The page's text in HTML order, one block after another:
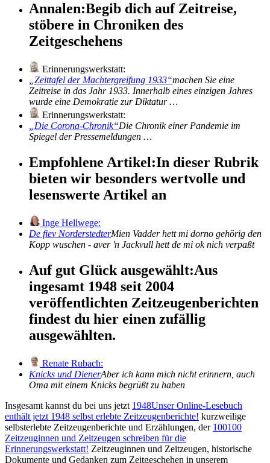
Annalen:Begib dich auf Zeitreise,
stöbere in Chroniken des
Zeitgeschehens
Erinnerungswerkstatt:
Zeittafel der Machtergreifung 1933 machen Sie eine
Zeitreise in das Jahr 1933. Innerhalb eines einzigen Jahres
wurde eine Demokratie zur Diktatur …
Erinnerungswerkstatt:
Die Corona-Chronik Die Chronik einer Pandemie im
Spiegel der Pressemeldungen …
Empfohlene Artikel:In dieser Rubrik
bieten wir besonders wertvolle und
lesenswerte Artikel an
Inge Hellwege:
De fiev NorderstedterMien Vadder hett mi dorno gehörig den
Kopp wuschen - aver 'n Jackvull hett de mi ok nich verpaßt
Auf gut Glück ausgewählt:Aus
ingesamt 1948 seit 2004
veröffentlichten Zeitzeugenberichten
findest du hier einen zufällig
ausgewählten.
Renate Rubach:
Knicks und DienerAber ich kann mich nicht erinnern, auch
Oma mit einem Knicks begrüßt zu haben
Insgesamt kannst du bei uns jetzt 1948Unser Online-Lesebuch
enthält jetzt 1948 selbst erlebte Zeitzeugenberichte! kurzweilige
selbsterlebte Zeitzeugenberichte und Erzählungen, der 100100
Zeitzeuginnen und Zeitzeugen schreiben für die
Erinnerungswerkstatt! Zeitzeuginnen und Zeitzeugen, historische
Dokumente und Gedanken zum Zeitgeschehen in unserem